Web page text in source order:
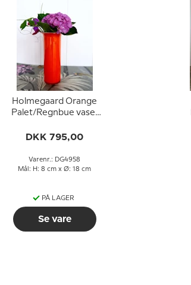
Holmegaard Orange
Palet/Regnbue vase,
DKK 795,00
Varenr.: DG4958
Mål: H: 8 cm x Ø: 18 cm
PÅ LAGER
Se vare